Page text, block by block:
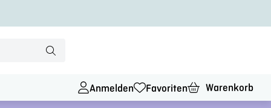
Anmelden Favoriten Warenkorb